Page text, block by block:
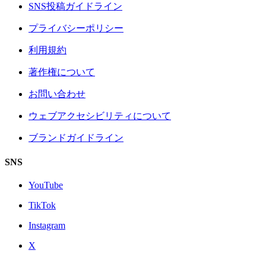
SNS投稿ガイドライン
プライバシーポリシー
利用規約
著作権について
お問い合わせ
ウェブアクセシビリティについて
ブランドガイドライン
SNS
YouTube
TikTok
Instagram
X